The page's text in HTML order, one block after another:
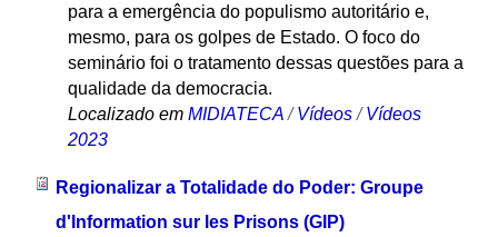
para a emergência do populismo autoritário e,
mesmo, para os golpes de Estado. O foco do
seminário foi o tratamento dessas questões para a
qualidade da democracia.
Localizado em MIDIATECA /Vídeos /Vídeos
2023
Regionalizar a Totalidade do Poder: Groupe
d'Information sur les Prisons (GIP)